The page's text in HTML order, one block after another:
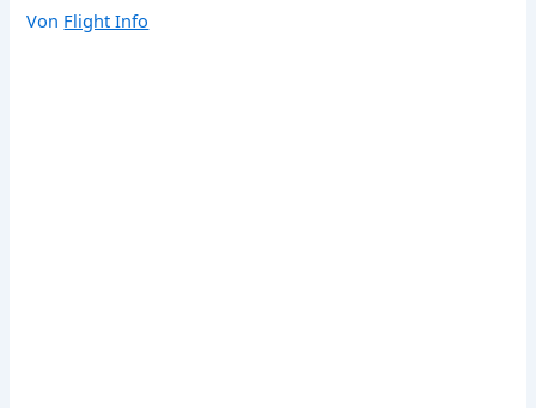
Von Flight Info